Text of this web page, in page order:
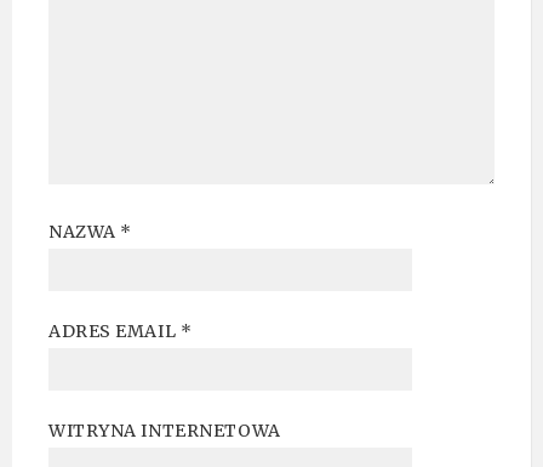
NAZWA *
ADRES EMAIL *
WITRYNA INTERNETOWA